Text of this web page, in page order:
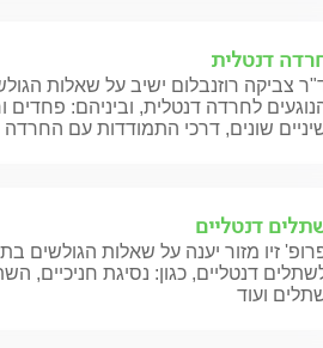
דנטלית
צביקה רוזנבלום ישיב על שאלות
לחרדה דנטלית, וביניהם: פחדים
שונים, דרכי התמודדות עם החרדה
דנטליים
זיו מזור יענה על שאלות הגולשים
דנטליים, כגון: נסיגת חניכיים,
ועוד